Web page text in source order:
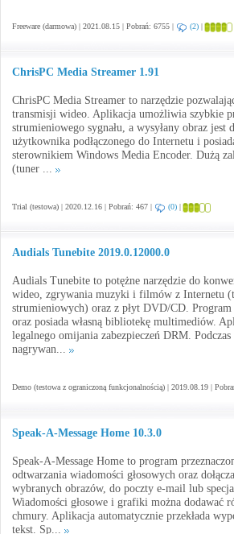
Freeware (darmowa) | 2021.08.15 | Pobrań: 6755 | (2) |
ChrisPC Media Streamer 1.91
ChrisPC Media Streamer to narzędzie
transmisji wideo. Aplikacja umożliwia szybkie
strumieniowego sygnału, a wysyłany obraz jest
użytkownika podłączonego do Internetu i
sterownikiem Windows Media Encoder. Dużą
(tuner ...
Trial (testowa) | 2020.12.16 | Pobrań: 467 | (0) |
Audials Tunebite 2019.0.12000.0
Audials Tunebite to potężne narzędzie do
wideo, zgrywania muzyki i filmów z Internetu
strumieniowych) oraz z płyt DVD/CD. Program
oraz posiada własną bibliotekę multimediów.
legalnego omijania zabezpieczeń DRM.
nagrywan...
Demo (testowa z ograniczoną funkcjonalnością) | 2019.08.19 |
Speak-A-Message Home 10.3.0
Speak-A-Message Home to program
odtwarzania wiadomości głosowych oraz
wybranych obrazów, do poczty e-mail lub
Wiadomości głosowe i grafiki można dodawać
chmury. Aplikacja automatycznie przekłada
tekst. Sp...